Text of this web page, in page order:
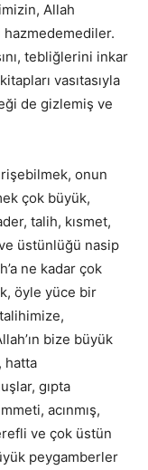
Allah
tebliğlerini inkar
vasıtasıyla
de gizlemiş ve
onun
çok büyük,
talih, kısmet,
üstünlüğü nasip
ne kadar çok
öyle yüce bir
bize büyük
hatta
gıpta
acınmış,
ve çok üstün
peygamberler